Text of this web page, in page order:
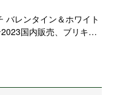
ドリンク」付き
バレンタイン＆ホワイト
国内販売、ブリキ缶